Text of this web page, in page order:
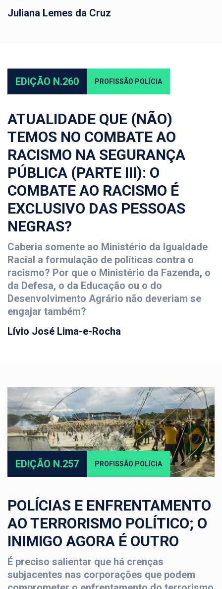
Juliana Lemes da Cruz
EDIÇÃO N.260 PROFISSÃO POLÍCIA
ATUALIDADE QUE (NÃO)
TEMOS NO COMBATE AO
RACISMO NA SEGURANÇA
PÚBLICA (PARTE III): O
COMBATE AO RACISMO É
EXCLUSIVO DAS PESSOAS
NEGRAS?
Caberia somente ao Ministério da Igualdade
Racial a formulação de políticas contra o
racismo? Por que o Ministério da Fazenda, o
da Defesa, o da Educação ou o do
Desenvolvimento Agrário não deveriam se
engajar também?
Lívio José Lima-e-Rocha
EDIÇÃO N.257 PROFISSÃO POLÍCIA
POLÍCIAS E ENFRENTAMENTO
AO TERRORISMO POLÍTICO; O
INIMIGO AGORA É OUTRO
É preciso salientar que há crenças
subjacentes nas corporações que podem